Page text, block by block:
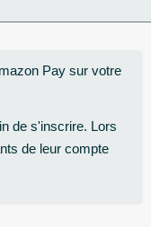
Pay sur votre
de s'inscrire. Lors
de leur compte